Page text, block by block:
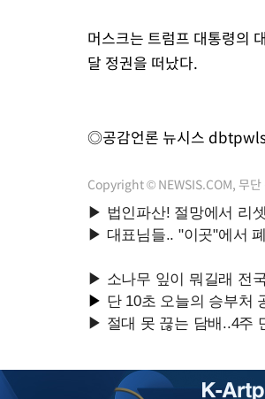
머스크는 트럼프 대통령의
달 정권을 떠났다.
◎공감언론 뉴시스
Copyright © NEWSIS.COM, 무단